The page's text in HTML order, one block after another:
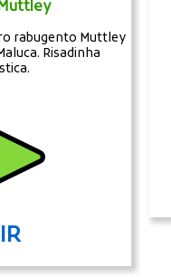
rabugento Muttley
Risadinha